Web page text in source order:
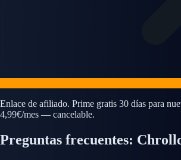
Enlace de afiliado. Prime gratis 30 días para
4,99€/mes — cancelable.
Preguntas frecuentes: